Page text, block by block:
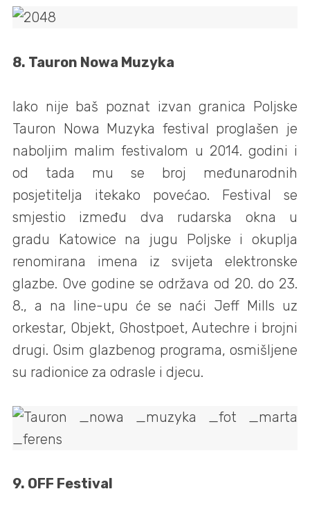
8. Tauron Nowa Muzyka
Iako nije baš poznat izvan granica Poljske
Tauron Nowa Muzyka festival proglašen je
naboljim malim festivalom u 2014. godini i
od tada mu se broj međunarodnih
posjetitelja itekako povećao. Festival se
smjestio između dva rudarska okna u
gradu Katowice na jugu Poljske i okuplja
renomirana imena iz svijeta elektronske
glazbe. Ove godine se održava od 20. do 23.
8., a na line-upu će se naći Jeff Mills uz
orkestar, Objekt, Ghostpoet, Autechre i brojni
drugi. Osim glazbenog programa, osmišljene
su radionice za odrasle i djecu.
9. OFF Festival